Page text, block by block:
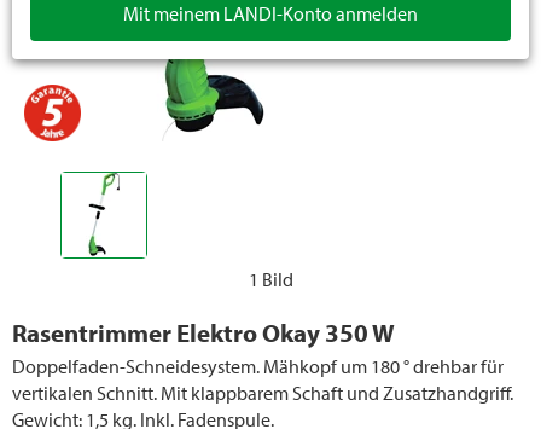
1 Bild
Rasentrimmer Elektro Okay 350 W
Doppelfaden-Schneidesystem. Mähkopf um 180 ° drehbar für
vertikalen Schnitt. Mit klappbarem Schaft und Zusatzhandgriff.
Gewicht: 1,5 kg. Inkl. Fadenspule.
Trimmer / Freischneider
Heckenscheren
Schneeräumung
Forstgeräte
Kettensägen
Ersatzteile Motorgeräte
Mit meinem LANDI-Konto anmelden